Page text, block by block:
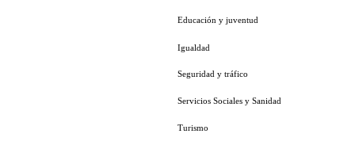
Educación y juventud
Igualdad
Seguridad y tráfico
Servicios Sociales y Sanidad
Turismo